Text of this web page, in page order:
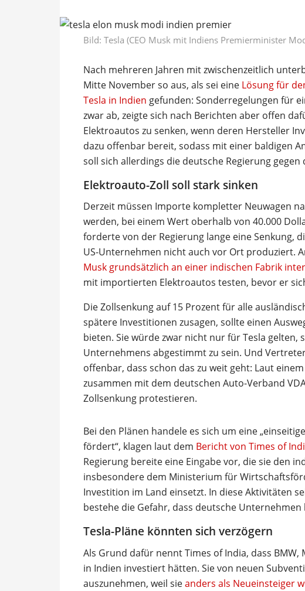
Bild: Tesla (CEO Musk mit Indiens Premierminister
Nach mehreren Jahren mit zwischenzeitlich
Mitte November so aus, als sei eine Lösung für
Tesla in Indien gefunden: Sonderregelungen für
zwar ab, zeigte sich nach Berichten aber offen
Elektroautos zu senken, wenn deren Hersteller
dazu offenbar bereit, sodass mit einer baldigen
soll sich allerdings die deutsche Regierung
Elektroauto-Zoll soll stark sinken
Derzeit müssen Importe kompletter Neuwagen
werden, bei einem Wert oberhalb von 40.000
forderte von der Regierung lange eine Senkung,
US-Unternehmen nicht auch vor Ort produziert.
Musk grundsätzlich an einer indischen Fabrik
mit importierten Elektroautos testen, bevor er
Die Zollsenkung auf 15 Prozent für alle
spätere Investitionen zusagen, sollte einen
bieten. Sie würde zwar nicht nur für Tesla gelten,
Unternehmens abgestimmt zu sein. Und
offenbar, dass schon das zu weit geht: Laut
zusammen mit dem deutschen Auto-Verband
Zollsenkung protestieren.
Bei den Plänen handele es sich um eine
fördert“, klagen laut dem Bericht von Times of
Regierung bereite eine Eingabe vor, die sie den
insbesondere dem Ministerium für
Investition im Land einsetzt. In diese Aktivitäten
bestehe die Gefahr, dass deutsche
Tesla-Pläne könnten sich verzögern
Als Grund dafür nennt Times of India, dass
in Indien investiert hätten. Sie von neuen
auszunehmen, weil sieanders als Neueinsteiger